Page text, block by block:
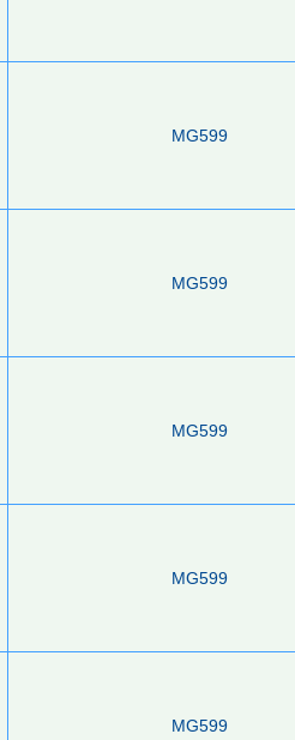
MG599
MG599
MG599
MG599
MG599